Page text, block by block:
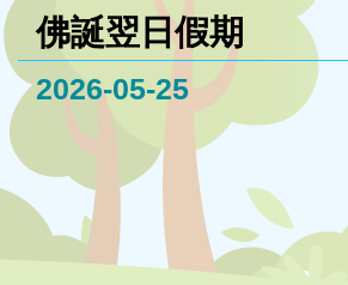
佛誕翌日假期
2026-05-25